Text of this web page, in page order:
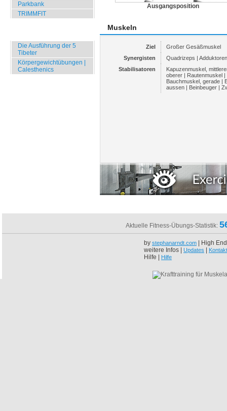
Parkbank
TRIMMFIT
Die Ausführung der 5
Tibeter
Körpergewichtübungen |
Calesthenics
Ausgangsposition
Muskeln
Ziel
Großer Gesäßmuskel
Synergisten
Quadrizeps |
Stabilisatoren
Kapuzenmuskel,
oberer | Rautenmuskel
Bauchmuskel, gerade |
aussen | Beinbeuger |
Aktuelle Fitness-Übungs-Statistik:
by stephanarndt.com | High
weitere Infos | Updates Kontakt
Hilfe | Hilfe